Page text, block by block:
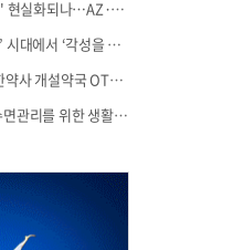
'4000억달러 메가딜' 현실화되나…AZ·BMS 합병설에 글로벌 제약업계 촉각
잠을 ‘강제로 재우는’ 시대에서 ‘각성을 낮추는’ 시대로
한약사회 "복지부, 한약사 개설약국 OTC 공급 방해 더는 방관 말아야"
[생활요법] 건강한 수면관리를 위한 생활요법